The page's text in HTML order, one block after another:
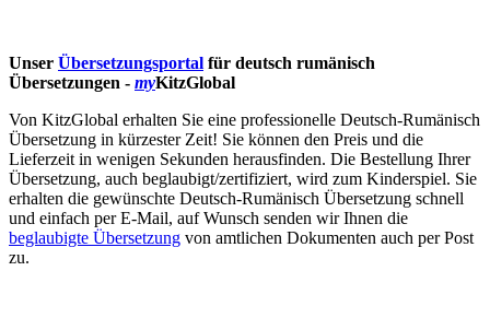
Unser Übersetzungsportal für deutsch rumänisch
Übersetzungen - myKitzGlobal
Von KitzGlobal erhalten Sie eine professionelle Deutsch-Rumänisch
Übersetzung in kürzester Zeit! Sie können den Preis und die
Lieferzeit in wenigen Sekunden herausfinden. Die Bestellung Ihrer
Übersetzung, auch beglaubigt/zertifiziert, wird zum Kinderspiel. Sie
erhalten die gewünschte Deutsch-Rumänisch Übersetzung schnell
und einfach per E-Mail, auf Wunsch senden wir Ihnen die
beglaubigte Übersetzung von amtlichen Dokumenten auch per Post
zu.